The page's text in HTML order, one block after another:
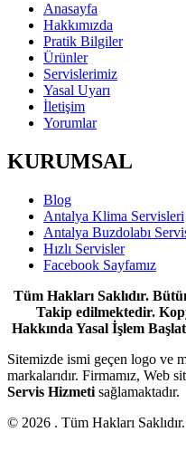
Anasayfa
Hakkımızda
Pratik Bilgiler
Ürünler
Servislerimiz
Yasal Uyarı
İletişim
Yorumlar
KURUMSAL
Blog
Antalya Klima Servisleri
Antalya Buzdolabı
Hızlı Servisler
Facebook Sayfamız
Tüm Hakları Saklıdır.
Takip edilmektedir.
Hakkında Yasal İşlem
Sitemizde ismi geçen logo ve
markalarıdır. Firmamız, Web
Servis Hizmeti sağlamaktadır.
© 2026 . Tüm Hakları Saklıdır.